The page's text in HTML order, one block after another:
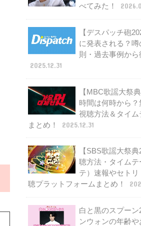
べてみた！
【デスパッチ砲
に発表される？
則・過去事例から
2025.12.31
【MBC歌謡大祭
時間は何時から
視聴方法＆タイム
まとめ！
2025.12.31
【SBS歌謡大祭
聴方法・タイムテ
テ）速報やセト
聴プラットフォームまとめ！
白と黒のスプーン
ンウォンの年齢